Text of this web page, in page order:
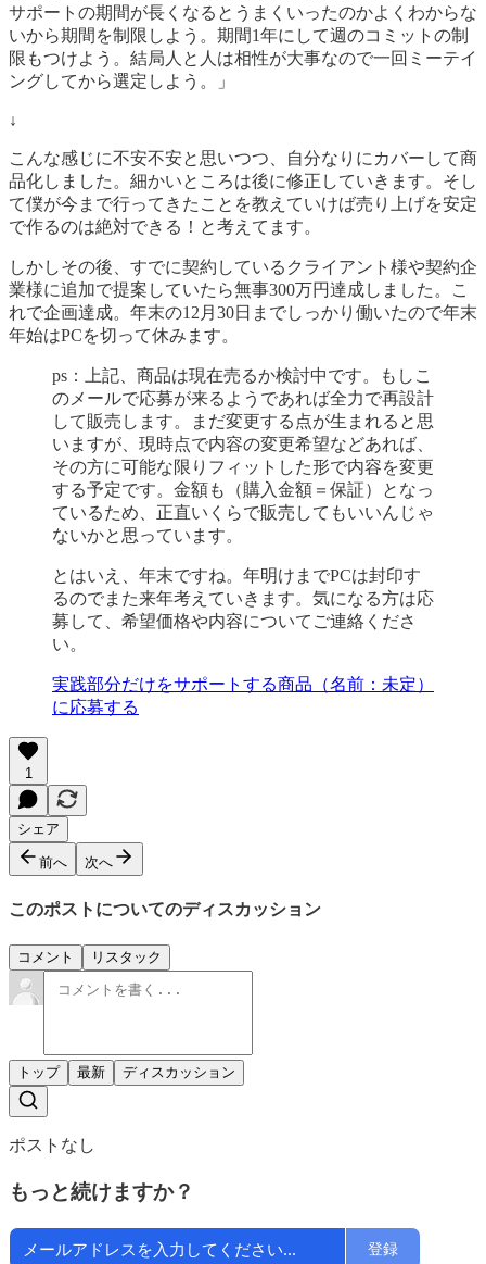
サポートの期間が長くなるとうまくいったのかよくわからな
いから期間を制限しよう。期間1年にして週のコミットの制
限もつけよう。結局人と人は相性が大事なので一回ミーテイ
ングしてから選定しよう。」
↓
こんな感じに不安不安と思いつつ、自分なりにカバーして商
品化しました。細かいところは後に修正していきます。そし
て僕が今まで行ってきたことを教えていけば売り上げを安定
で作るのは絶対できる！と考えてます。
しかしその後、すでに契約しているクライアント様や契約企
業様に追加で提案していたら無事300万円達成しました。こ
れで企画達成。年末の12月30日までしっかり働いたので年末
年始はPCを切って休みます。
ps：上記、商品は現在売るか検討中です。もしこ
のメールで応募が来るようであれば全力で再設計
して販売します。まだ変更する点が生まれると思
いますが、現時点で内容の変更希望などあれば、
その方に可能な限りフィットした形で内容を変更
する予定です。金額も（購入金額＝保証）となっ
ているため、正直いくらで販売してもいいんじゃ
ないかと思っています。
とはいえ、年末ですね。年明けまでPCは封印す
るのでまた来年考えていきます。気になる方は応
募して、希望価格や内容についてご連絡くださ
い。
実践部分だけをサポートする商品（名前：未定）
に応募する
1
シェア
前へ 次へ
このポストについてのディスカッション
コメント リスタック
トップ 最新 ディスカッション
ポストなし
もっと続けますか？
登録